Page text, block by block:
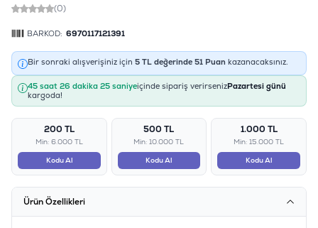
(0)
BARKOD: 6970117121391
Bir sonraki alışverişiniz için 5 TL değerinde 51 Puan kazanacaksınız.
45 saat 26 dakika 25 saniyeiçinde sipariş verirsenizPazartesi günü
kargoda!
200 TL
Min: 6.000 TL
Kodu Al
500 TL
Min: 10.000 TL
Kodu Al
1.000 TL
Min: 15.000 TL
Kodu Al
Ürün Özellikleri